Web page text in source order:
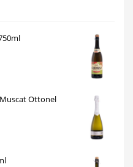
Ottonel